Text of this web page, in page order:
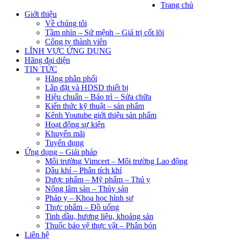
Trang chủ
Giới thiệu
Về chúng tôi
Tầm nhìn – Sứ mệnh – Giá trị cốt lõi
Công ty thành viên
LĨNH VỰC ỨNG DỤNG
Hãng đại diện
TIN TỨC
Hãng phân phối
Lắp đặt và HDSD thiết bị
Hiệu chuẩn – Bảo trì – Sửa chữa
Kiến thức kỹ thuật – sản phẩm
Kênh Youtube giới thiệu sản phẩm
Hoạt động sự kiện
Khuyến mãi
Tuyển dụng
Ứng dụng – Giải pháp
Môi trường Vimcert – Môi trường Lao động
Dầu khí – Phân tích khí
Dược phẩm – Mỹ phẩm – Thú y
Nông lâm sản – Thủy sản
Pháp y – Khoa học hình sự
Thực phẩm – Đồ uống
Tinh dầu, hương liệu, khoáng sản
Thuốc bảo vệ thực vật – Phân bón
Liên hệ